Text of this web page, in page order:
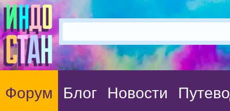
Форум Блог Новости